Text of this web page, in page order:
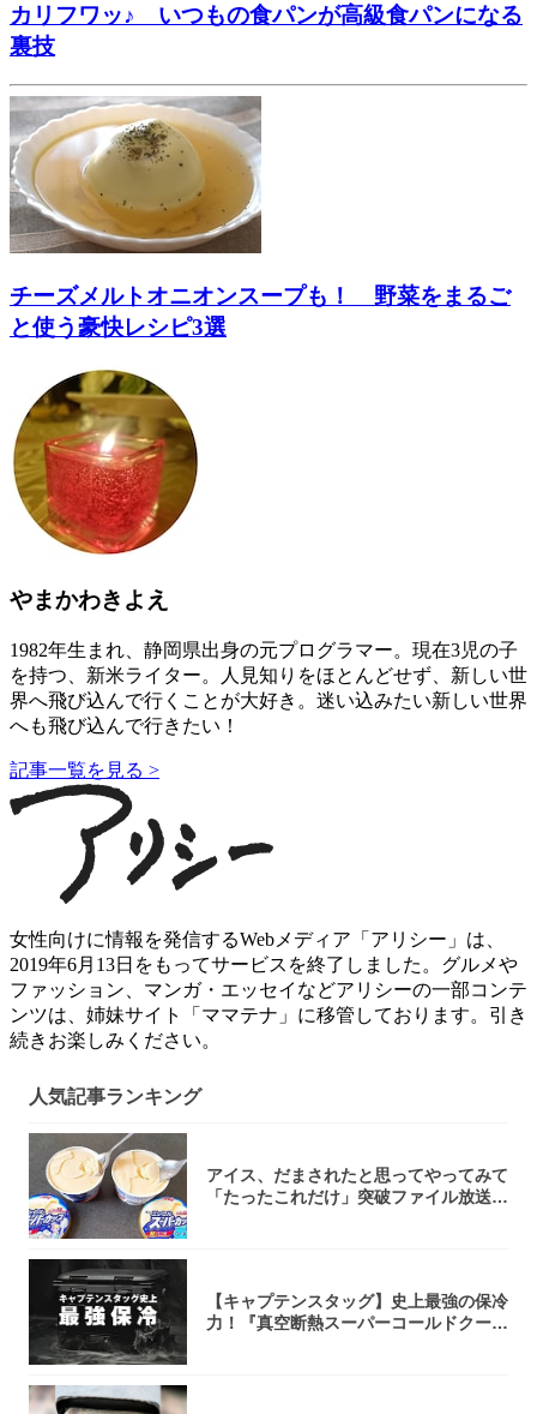
カリフワッ♪ いつもの食パンが高級食パンになる
裏技
チーズメルトオニオンスープも！ 野菜をまるご
と使う豪快レシピ3選
やまかわきよえ
1982年生まれ、静岡県出身の元プログラマー。現在3児の子
を持つ、新米ライター。人見知りをほとんどせず、新しい世
界へ飛び込んで行くことが大好き。迷い込みたい新しい世界
へも飛び込んで行きたい！
記事一覧を見る >
女性向けに情報を発信するWebメディア「アリシー」は、
2019年6月13日をもってサービスを終了しました。グルメや
ファッション、マンガ・エッセイなどアリシーの一部コンテ
ンツは、姉妹サイト「ママテナ」に移管しております。引き
続きお楽しみください。
人気記事ランキング
アイス、だまされたと思ってやってみて
「たったこれだけ」突破ファイル放送で
【キャプテンスタッグ】史上最強の保冷
力！『真空断熱スーパーコールドクーラ